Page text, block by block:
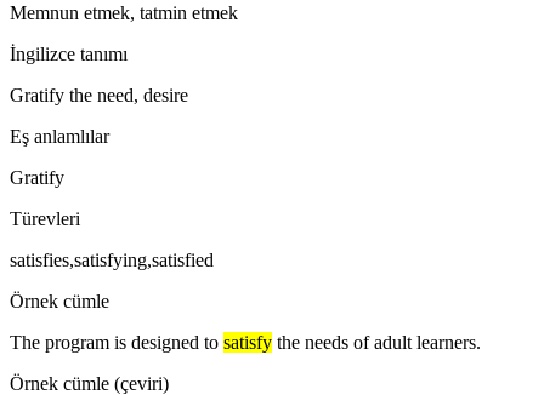
Memnun etmek, tatmin etmek
İngilizce tanımı
Gratify the need, desire
Eş anlamlılar
Gratify
Türevleri
satisfies,satisfying,satisfied
Örnek cümle
The program is designed to satisfy the needs of adult learners.
Örnek cümle (çeviri)